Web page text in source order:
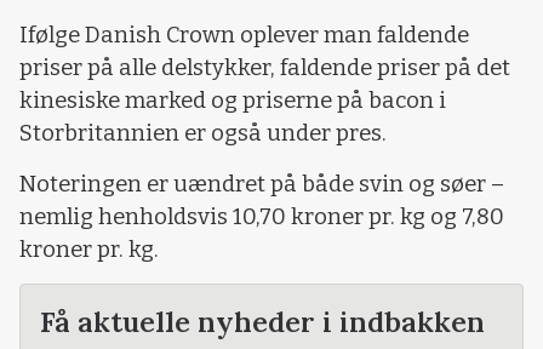
Ifølge Danish Crown oplever man faldende
priser på alle delstykker, faldende priser på det
kinesiske marked og priserne på bacon i
Storbritannien er også under pres.
Noteringen er uændret på både svin og søer –
nemlig henholdsvis 10,70 kroner pr. kg og 7,80
kroner pr. kg.
Få aktuelle nyheder i indbakken